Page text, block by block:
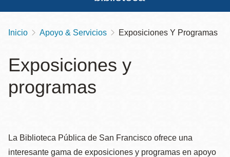
Sobrescribir
de
ayuda
navegación
Inicio Apoyo & Servicios Exposiciones Y Programas
Exposiciones y
programas
La Biblioteca Pública de San Francisco ofrece una
interesante gama de exposiciones y programas en apoyo